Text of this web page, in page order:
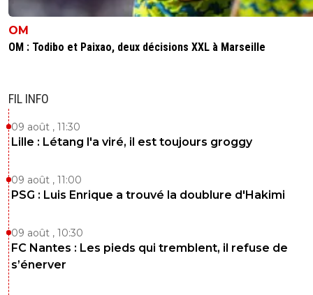
OM
OM : Todibo et Paixao, deux décisions XXL à Marseille
FIL INFO
09 août , 11:30
Lille : Létang l'a viré, il est toujours groggy
09 août , 11:00
PSG : Luis Enrique a trouvé la doublure d'Hakimi
09 août , 10:30
FC Nantes : Les pieds qui tremblent, il refuse de
s’énerver